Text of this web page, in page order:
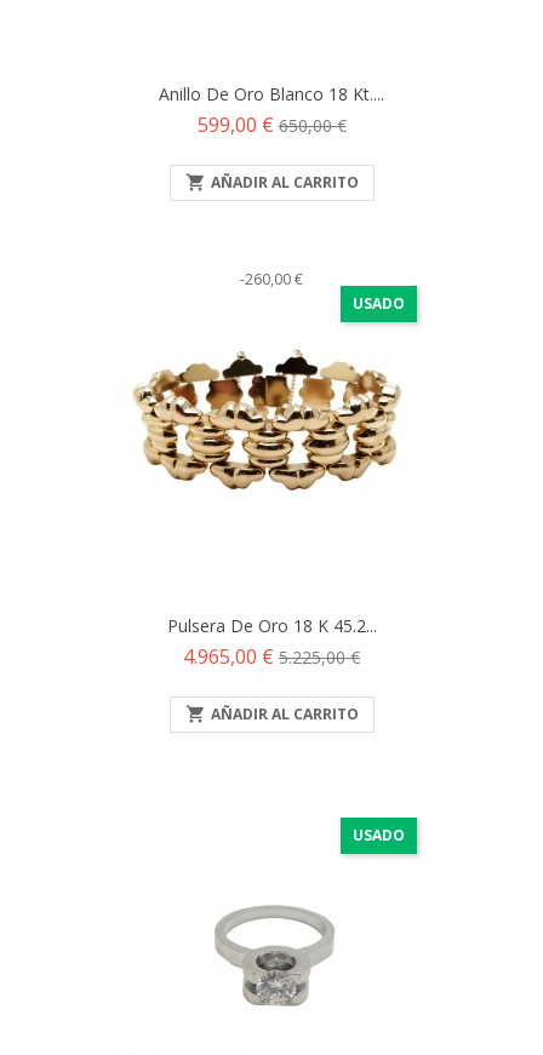
Anillo De Oro Blanco 18 Kt....
Precio
599,00 €Precio
650,00 €
 AÑADIR AL CARRITO
USADO
-260,00 €
Pulsera De Oro 18 K 45.2...
Precio
4.965,00 € Precio
5.225,00 €
 AÑADIR AL CARRITO
USADO